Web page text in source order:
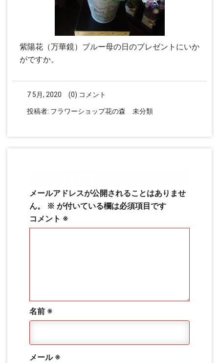
紫陽花（万華鏡）ブルー母の日のプレゼントにいか
がですか。
7 5月, 2020 (0) コメント
投稿者: フラワーショップ花の森 未分類
メールアドレスが公開されることはありませ
ん。
※ が付いている欄は必須項目です
コメント ※
名前 ※
メール ※